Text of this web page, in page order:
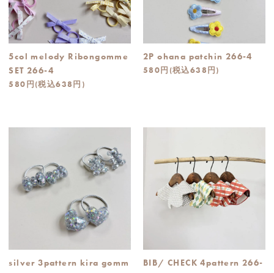
5col melody Ribongomme
SET 266-4
580円(税込638円)
2P ohana patchin 266-4
580円(税込638円)
silver 3pattern kira gomm
BIB/ CHECK 4pattern 266-